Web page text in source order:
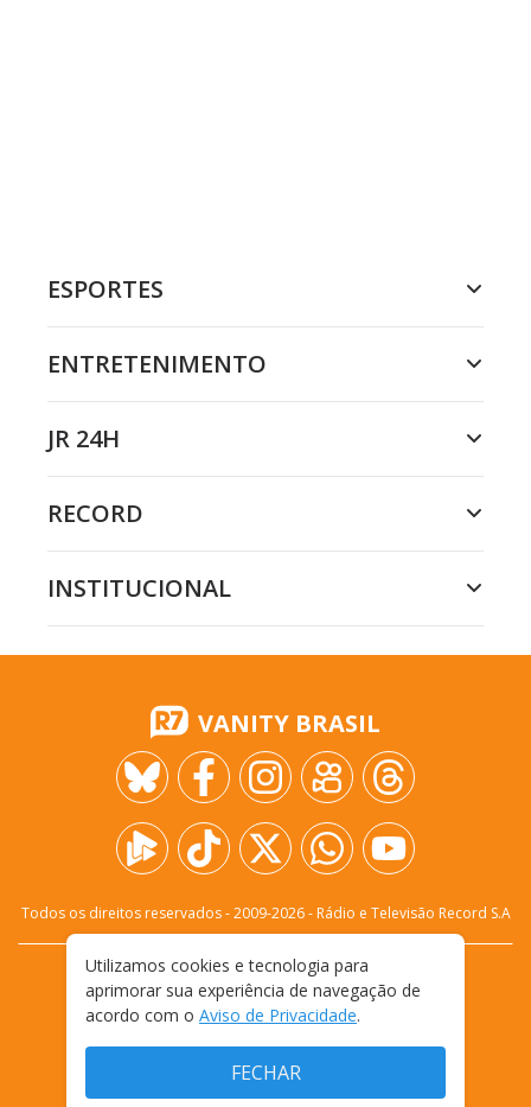
ESPORTES
ENTRETENIMENTO
JR 24H
RECORD
INSTITUCIONAL
VANITY BRASIL
Todos os direitos reservados - 2009-2026- Rádio e Televisão Record S.A
FALE CONOSCO
PRIVACIDADE
TERMOS E CONDIÇÕES DE USO
Utilizamos cookies e tecnologia para
aprimorar sua experiência de navegação de
acordo com o Aviso de Privacidade.
FECHAR